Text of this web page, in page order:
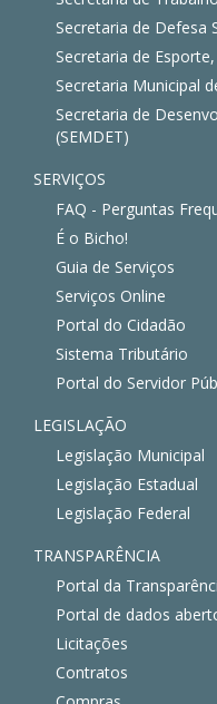
Secretaria de Defesa
Secretaria de
Secretaria Municipal
Secretaria de
(SEMDET)
SERVIÇOS
FAQ - Perguntas
É o Bicho!
Guia de Serviços
Serviços Online
Portal do Cidadão
Sistema Tributário
Portal do Servidor
LEGISLAÇÃO
Legislação Municipal
Legislação Estadual
Legislação Federal
TRANSPARÊNCIA
Portal da
Portal de dados
Licitações
Contratos